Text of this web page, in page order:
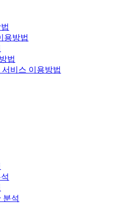
용방법
법
비스 이용방법
분석